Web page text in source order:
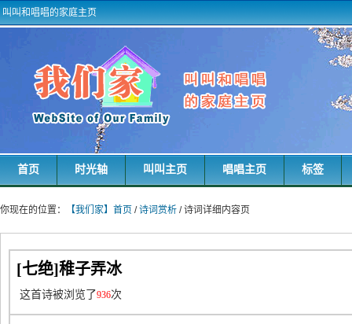
叫叫和唱唱的家庭主页
首页 时光轴 叫叫主页 唱唱主页 标签
你现在的位置： 【我们家】首页 /诗词赏析 / 诗词详细内容页
[七绝]稚子弄冰
这首诗被浏览了936次